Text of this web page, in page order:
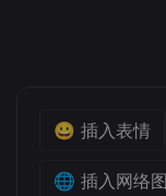
😀 插入表情
🌐 插入网络